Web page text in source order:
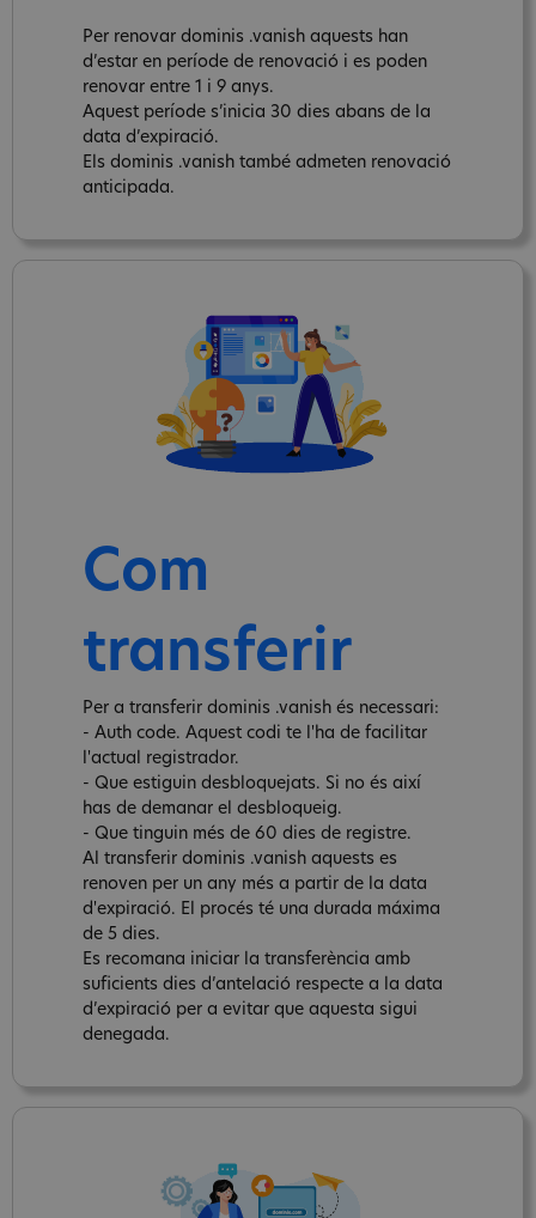
Per renovar dominis .vanish aquests han
d’estar en període de renovació i es poden
renovar entre 1 i 9 anys.
Aquest període s’inicia 30 dies abans de la
data d’expiració.
Els dominis .vanish també admeten renovació
anticipada.
Com
transferir
Per a transferir dominis .vanish és necessari:
- Auth code. Aquest codi te l'ha de facilitar
l'actual registrador.
- Que estiguin desbloquejats. Si no és així
has de demanar el desbloqueig.
- Que tinguin més de 60 dies de registre.
Al transferir dominis .vanish aquests es
renoven per un any més a partir de la data
d'expiració. El procés té una durada máxima
de 5 dies.
Es recomana iniciar la transferència amb
suficients dies d’antelació respecte a la data
d’expiració per a evitar que aquesta sigui
denegada.